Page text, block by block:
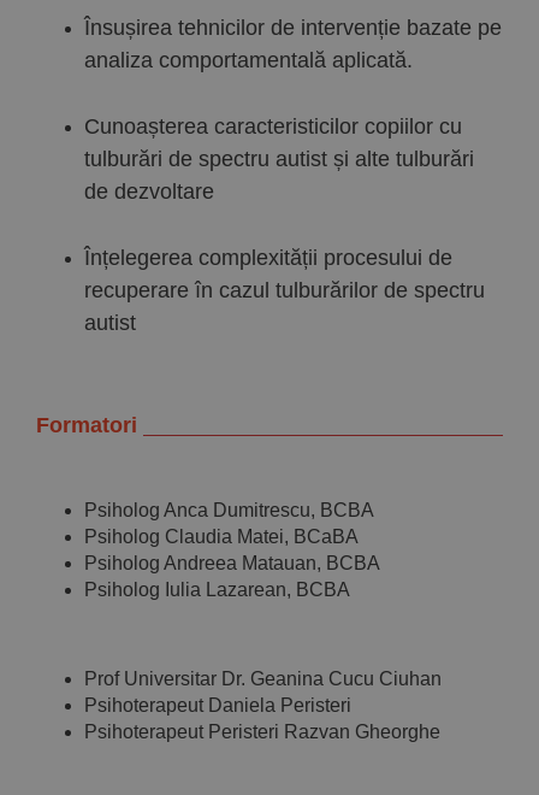
Însușirea tehnicilor de intervenție bazate pe
analiza comportamentală aplicată.
Cunoașterea caracteristicilor copiilor cu
tulburări de spectru autist și alte tulburări
de dezvoltare
Înțelegerea complexității procesului de
recuperare în cazul tulburărilor de spectru
autist
Formatori
Psiholog Anca Dumitrescu, BCBA
Psiholog Claudia Matei, BCaBA
Psiholog Andreea Matauan, BCBA
Psiholog Iulia Lazarean, BCBA
Prof Universitar Dr. Geanina Cucu Ciuhan
Psihoterapeut Daniela Peristeri
Psihoterapeut Peristeri Razvan Gheorghe